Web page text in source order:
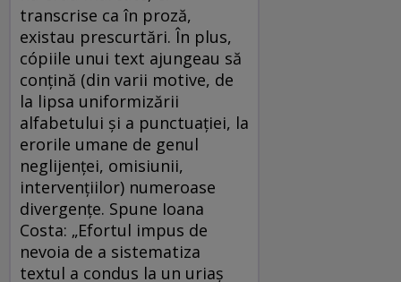
transcrise ca în proză,
existau prescurtări. În plus,
cópiile unui text ajungeau să
conţină (din varii motive, de
la lipsa uniformizării
alfabetului şi a punctuaţiei, la
erorile umane de genul
neglijenţei, omisiunii,
intervenţiilor) numeroase
divergenţe. Spune Ioana
Costa: „Efortul impus de
nevoia de a sistematiza
textul a condus la un uriaş